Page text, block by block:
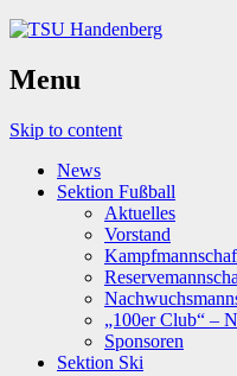
Menu
Skip to content
News
Sektion Fußball
Aktuelles
Vorstand
„100er Club“ –
Sponsoren
Sektion Ski